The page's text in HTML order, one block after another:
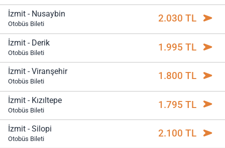
İzmit - Nusaybin
Otobüs Bileti 2.030 TL
İzmit - Derik
Otobüs Bileti 1.995 TL
İzmit - Viranşehir
Otobüs Bileti 1.800 TL
İzmit - Kızıltepe
Otobüs Bileti 1.795 TL
İzmit - Silopi
Otobüs Bileti 2.100 TL